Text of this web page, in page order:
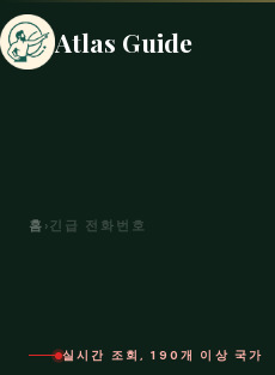
Atlas Guide
홈 ›긴급 전화번호
실시간 조회, 190개 이상 국가